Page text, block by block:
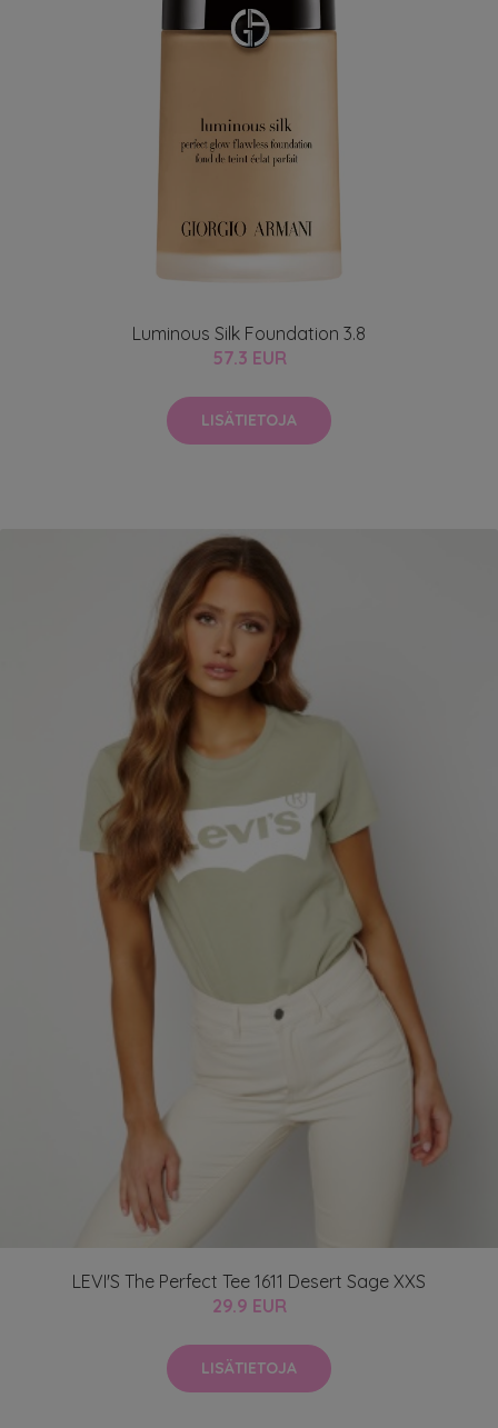
Luminous Silk Foundation 3.8
57.3 EUR
LISÄTIETOJA
LEVI'S The Perfect Tee 1611 Desert Sage XXS
29.9 EUR
LISÄTIETOJA